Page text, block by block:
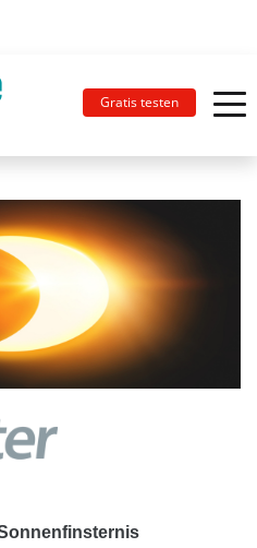
Gratis testen